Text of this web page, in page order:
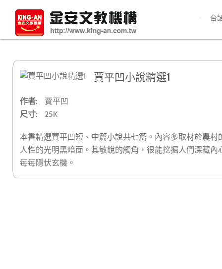
台
賈平凹小說精選1
作者:
賈平凹
尺寸:
25K
本書精選賈平凹短、中篇小說共七篇。內容多取材於農
人性的光明黑暗面。其敏銳的觸角，很能挖掘人們深藏
每每隱伏玄機。